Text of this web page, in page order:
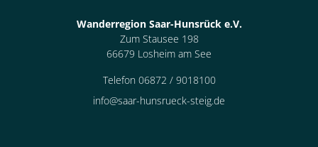
Wanderregion Saar-Hunsrück e.V.
Zum Stausee 198
66679 Losheim am See
Telefon 06872 / 9018100
info@saar-hunsrueck-steig.de